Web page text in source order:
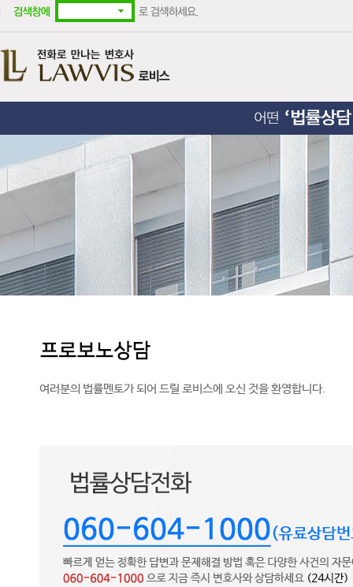
여러분의 법률멘토가 되어 드릴 로비스에 오신 것을 환영합니다.